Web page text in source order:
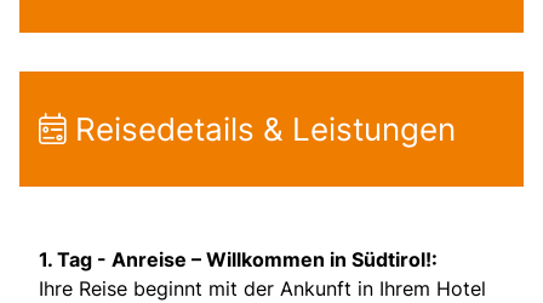
Reisedetails & Leistungen
1. Tag - Anreise – Willkommen in Südtirol!:
Ihre Reise beginnt mit der Ankunft in Ihrem Hotel